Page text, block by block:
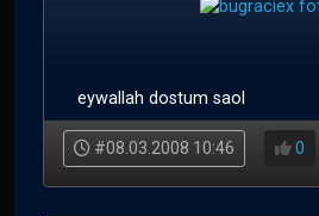
eywallah dostum saol
#08.03.2008 10:46 0